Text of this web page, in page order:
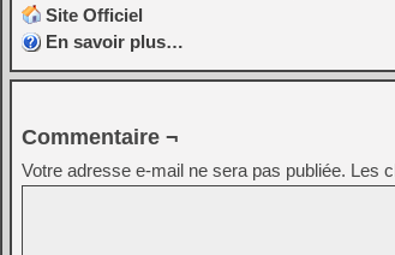
Site Officiel
En savoir plus…
Commentaire ¬
Votre adresse e-mail ne sera pas publiée. Les